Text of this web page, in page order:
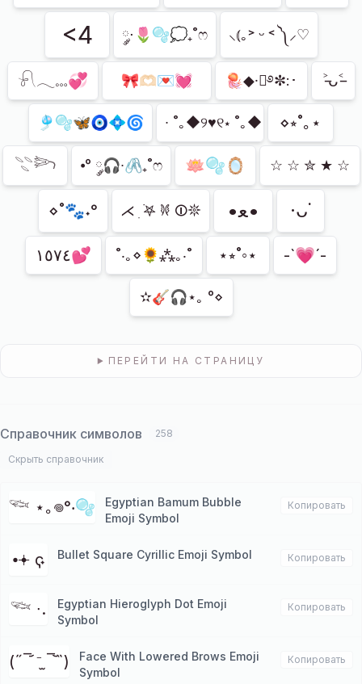
<4 ༘⋅🌷🫧💭₊˚ෆ ⸜⦅｡˃ ᵕ ˂ ༽⸝♡
𓍯𓂃𓏧💞 🎀🫶🏻💌💓 🪼◆·ೃ࿔✼:･ ˃̵ᴗ˂̵
🎐🫧🦋🧿💠🌀 ∙ ˚｡◆୨♥୧⋆ ˚｡◆ ⋄⭒˚｡⋆
𓇢𓆸 ⦁° ༘🎧∙🖇₊˚ෆ 🪷🫧🪞 ☆ ☆ ✮ ★ ☆
⋄˚🐾˖° ⋌︎ ִ ࣪𖤐 𐦍 ⏼𖤓 •ﻌ• ·ᴗ˙
١٥٧٤💕 ˚‧｡⋄🌻⁂｡‧˚ ⋆⭒˚◦⋆ -`💗´-
✫🎸🎧⋆｡ °⋄
ПЕРЕЙТИ НА СТРАНИЦУ
Справочник символов 258
Скрыть справочник
𓆝 ⋆｡𖦹°‧🫧
Egyptian Bamum Bubble
Emoji Symbol
Копировать
⦁𖥔 ҁ ˖ Bullet Square Cyrillic Emoji Symbol Копировать
𓆝 ∙.
Egyptian Hieroglyph Dot Emoji
Symbol
Копировать
(˶‾᷄ ⁻̫ ‾᷅˵)
Face With Lowered Brows Emoji
Symbol
Копировать